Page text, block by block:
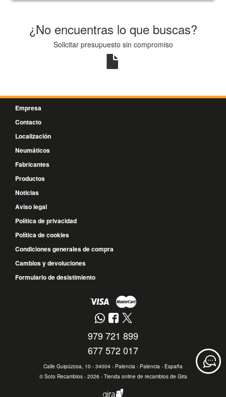
¿No encuentras lo que buscas?
Solicitar presupuesto sin compromiso
Empresa
Contacto
Localización
Neumáticos
Fabricantes
Productos
Noticias
Aviso legal
Política de privacidad
Política de cookies
Condiciones generales de compra
Cambios y devoluciones
Formulario de desistimiento
979 721 899
677 572 017
Calle Guipúzcoa, 10 - 34004 - Palencia - Palencia - España
©Soto Recambios- 2026 - Tienda online de recambios de Gira